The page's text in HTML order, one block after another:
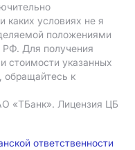
каких условиях не я
положениями
РФ. Для получения
стоимости указанных
обращайтесь к
«ТБанк». Лицензия ЦБ
ответственности